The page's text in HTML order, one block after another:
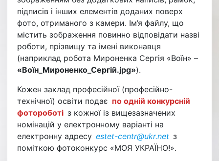
підписів і інших елементів доданих поверх
фото, отриманого з камери. Ім’я файлу, що
містить зображення повинно відповідати назві
роботи, прізвищу та імені виконавця
(наприклад робота Мироненка Сергія «Воїн» –
«Воїн_Мироненко_Сергій.jpg»).
Кожен заклад професійної (професійно-
технічної) освіти подає по одній конкурсній
фотороботі з кожної із вищезазначених
номінацій у електронному варіанті на
електронну адресу estet-centr@ukr.net з
поміткою фотоконкурс «МОЯ УКРАЇНО!».